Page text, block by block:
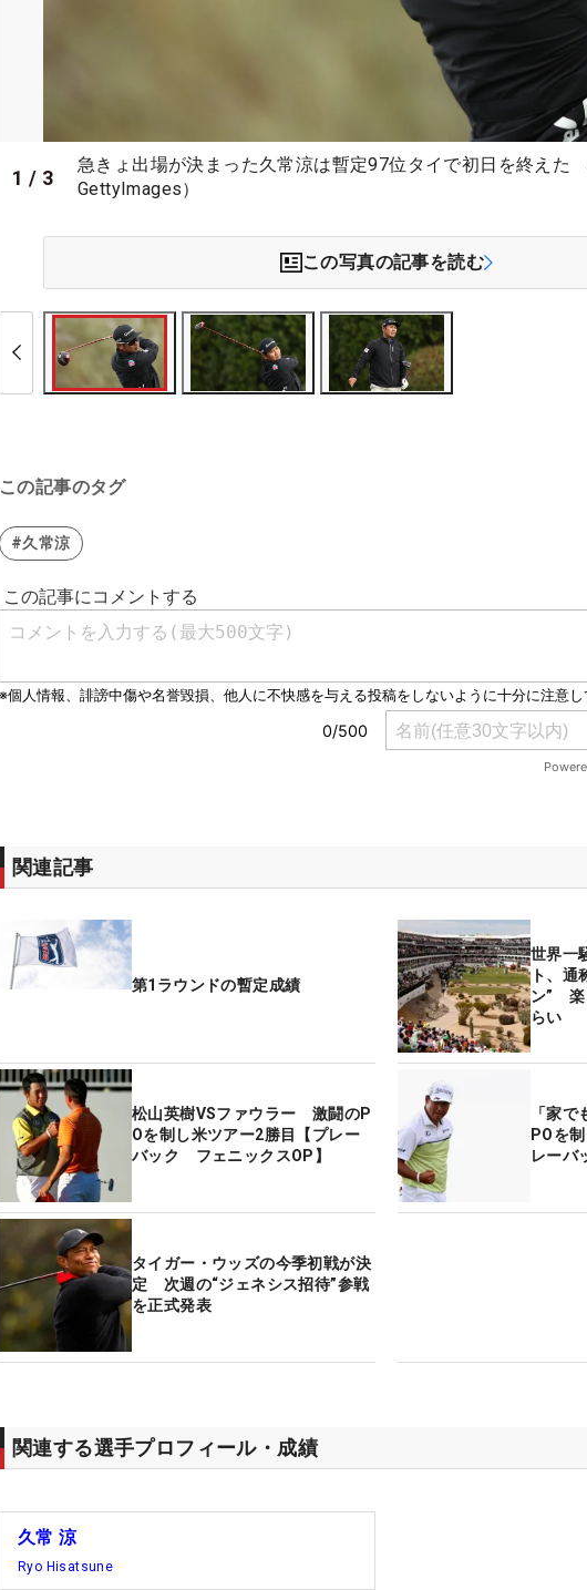
1 / 3
急きょ出場が決まった久常涼は暫定97位タイで初日を終えた
GettyImages）
この写真の記事を読む
この記事のタグ
#久常涼
関連記事
第1ラウンドの暫定成績
世界一
ト、通
ン” 楽
らい
松山英樹VSファウラー 激闘のP
Oを制し米ツアー2勝目【プレー
バック フェニックスOP】
「家
POを
レーバ
タイガー・ウッズの今季初戦が決
定 次週の“ジェネシス招待”参戦
を正式発表
関連する選手プロフィール・成績
久常 涼
Ryo Hisatsune